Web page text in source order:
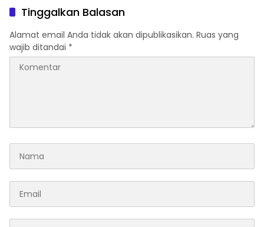
Takalar Periode 2026–2031
Tinggalkan Balasan
Alamat email Anda tidak akan dipublikasikan. Ruas yang
wajib ditandai *